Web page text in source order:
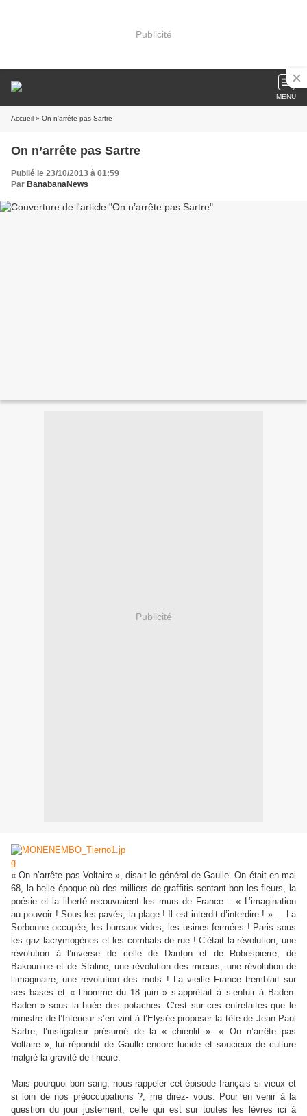
Publicité
MENU
Accueil » On n’arrête pas Sartre
On n’arrête pas Sartre
Publié le 23/10/2013 à 01:59
Par BanabanaNews
Publicité
« On n’arrête pas Voltaire », disait le général de Gaulle. On était en mai
68, la belle époque où des milliers de graffitis sentant bon les fleurs, la
poésie et la liberté recouvraient les murs de France… « L’imagination
au pouvoir ! Sous les pavés, la plage ! Il est interdit d’interdire ! » ... La
Sorbonne occupée, les bureaux vides, les usines fermées ! Paris sous
les gaz lacrymogènes et les combats de rue ! C’était la révolution, une
révolution à l’inverse de celle de Danton et de Robespierre, de
Bakounine et de Staline, une révolution des mœurs, une révolution de
l’imaginaire, une révolution des mots ! La vieille France tremblait sur
ses bases et « l’homme du 18 juin » s’apprêtait à s’enfuir à Baden-
Baden » sous la huée des potaches. C’est sur ces entrefaites que le
ministre de l’Intérieur s’en vint à l’Elysée proposer la tête de Jean-Paul
Sartre, l’instigateur présumé de la « chienlit ». « On n’arrête pas
Voltaire », lui répondit de Gaulle encore lucide et soucieux de culture
malgré la gravité de l’heure.
Mais pourquoi bon sang, nous rappeler cet épisode français si vieux et
si loin de nos préoccupations ?, me direz- vous. Pour en venir à la
question du jour justement, celle qui est sur toutes les lèvres ici à